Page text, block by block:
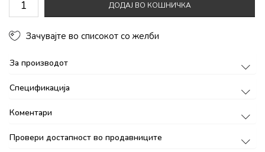
ДОДАЈ ВО КОШНИЧКА
Зачувајте во списокот со желби
За производот
Спецификација
Коментари
Провери достапност во продавниците